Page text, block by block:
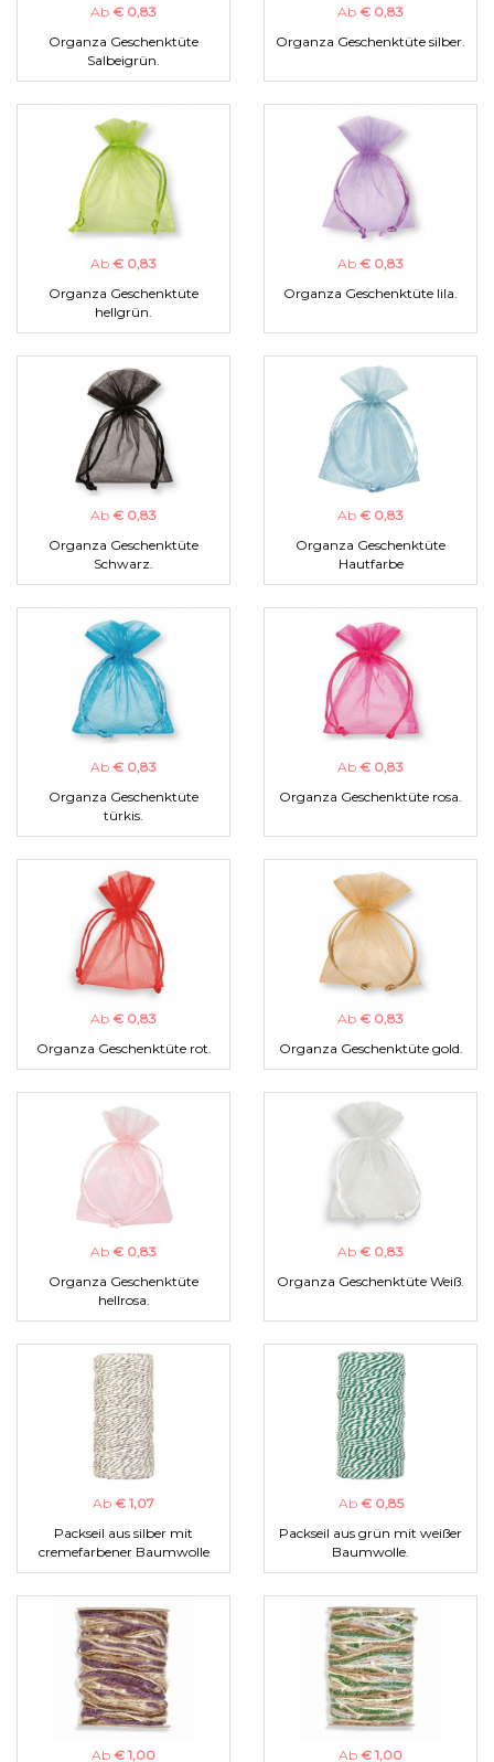
Ab € 0,83
Organza Geschenktüte
Salbeigrün.
Ab € 0,83
Organza Geschenktüte silber.
Ab € 0,83
Organza Geschenktüte
hellgrün.
Ab € 0,83
Organza Geschenktüte lila.
Ab € 0,83
Organza Geschenktüte
Schwarz.
Ab € 0,83
Organza Geschenktüte
Hautfarbe
Ab € 0,83
Organza Geschenktüte
türkis.
Ab € 0,83
Organza Geschenktüte rosa.
Ab € 0,83
Organza Geschenktüte rot.
Ab € 0,83
Organza Geschenktüte gold.
Ab € 0,83
Organza Geschenktüte
hellrosa.
Ab € 0,83
Organza Geschenktüte Weiß.
Ab € 1,07
Packseil aus silber mit
cremefarbener Baumwolle
Ab € 0,85
Packseil aus grün mit weißer
Baumwolle.
Ab € 1,00 Ab € 1,00